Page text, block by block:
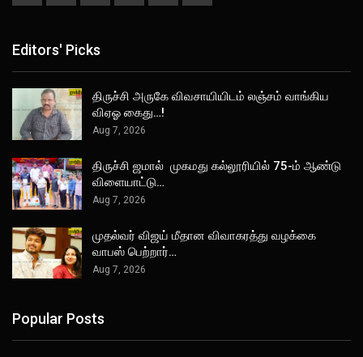
Editors' Picks
திருச்சி அருகே விவசாயியிடம் லஞ்சம் வாங்கிய
விஏஓ கைது…!
Aug 7, 2026
திருச்சி ஜமால் முகமது கல்லூரியில் 75-ம் ஆண்டு
விளையாட்டு…
Aug 7, 2026
முதல்வர் விஜய் மீதான விவாகரத்து வழக்கை
வாபஸ் பெற்றார்…
Aug 7, 2026
Popular Posts